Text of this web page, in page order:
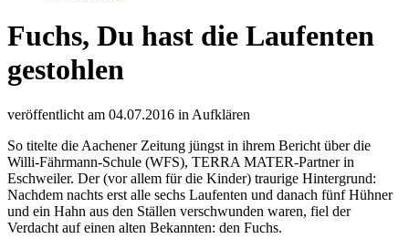
Fuchs, Du hast die Laufenten
gestohlen
veröffentlicht am 04.07.2016 in Aufklären
So titelte die Aachener Zeitung jüngst in ihrem Bericht über die
Willi-Fährmann-Schule (WFS), TERRA MATER-Partner in
Eschweiler. Der (vor allem für die Kinder) traurige Hintergrund:
Nachdem nachts erst alle sechs Laufenten und danach fünf Hühner
und ein Hahn aus den Ställen verschwunden waren, fiel der
Verdacht auf einen alten Bekannten: den Fuchs.